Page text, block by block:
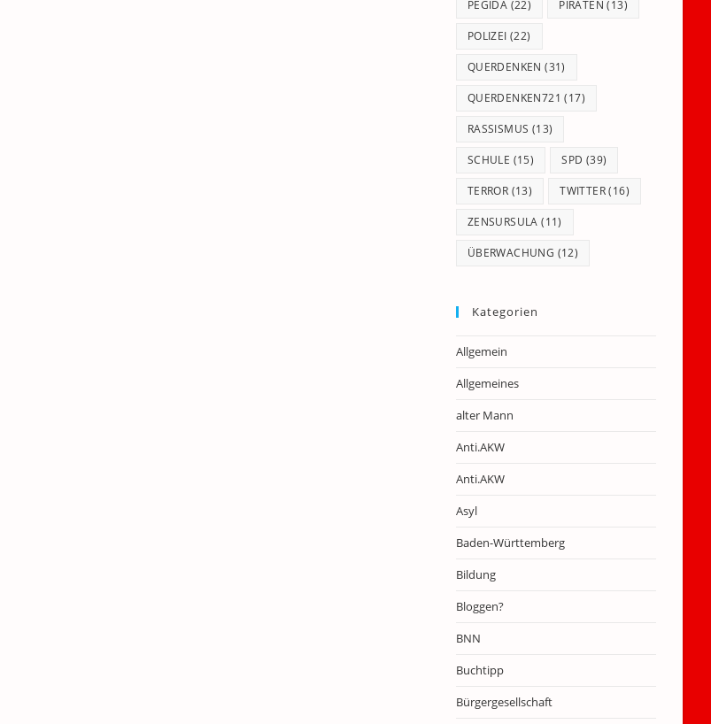
PEGIDA (22) PIRATEN (13)
POLIZEI (22)
QUERDENKEN (31)
QUERDENKEN721 (17)
RASSISMUS (13)
SCHULE (15) SPD (39)
TERROR (13) TWITTER(16)
ZENSURSULA (11)
ÜBERWACHUNG (12)
Kategorien
Allgemein
Allgemeines
alter Mann
Anti.AKW
Anti.AKW
Asyl
Baden-Württemberg
Bildung
Bloggen?
BNN
Buchtipp
Bürgergesellschaft